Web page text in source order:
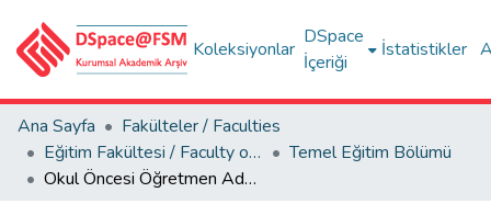
Koleksiyonlar
DSpace
İçeriği
İstatistikler
Ana Sayfa
Fakülteler / Faculties
Eğitim Fakültesi / Faculty of Education
Temel Eğitim Bölümü
Okul Öncesi Öğretmen Adaylarının Fen Eğitimine Yönelik Öz- Yeterlikleri İle Başarı Amaç Oryantasyonları Arasındaki İlişkinin Bazı Değişkenlere Göre İncelenmesi